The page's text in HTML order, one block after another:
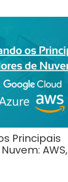
Principais